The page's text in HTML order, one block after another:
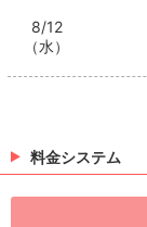
8/12
（水）
料金システム